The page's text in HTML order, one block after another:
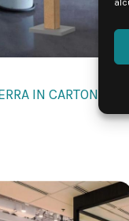
IN CARTONE